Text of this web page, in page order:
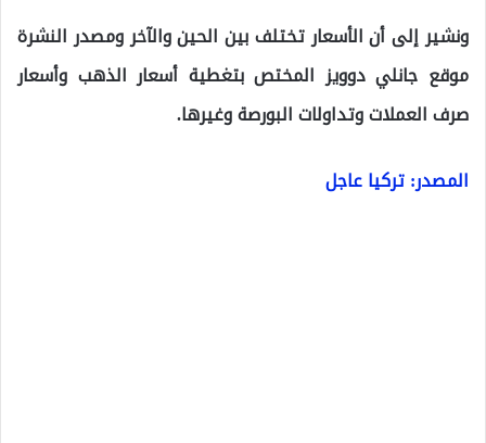
ونشير إلى أن الأسعار تختلف بين الحين والآخر ومصدر النشرة
موقع جانلي دوويز المختص بتغطية أسعار الذهب وأسعار
صرف العملات وتداولات البورصة وغيرها.
المصدر: تركيا عاجل